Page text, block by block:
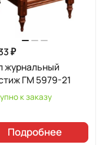
₽
журнальный
ГМ 5979-21
к заказу
Подробнее